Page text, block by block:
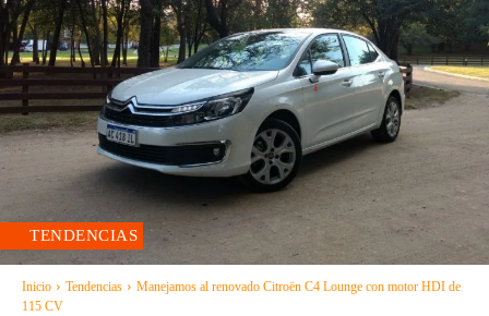
TENDENCIAS
Inicio Tendencias
Manejamos al renovado Citroën C4 Lounge con motor HDI de
115 CV